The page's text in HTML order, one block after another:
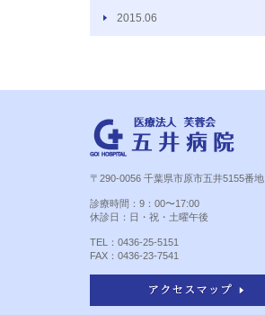
2015.06
〒290-0056 千葉県市原市五井5155番地
診療時間：9：00〜17:00
休診日：日・祝・土曜午後
TEL：0436-25-5151
FAX：0436-23-7541